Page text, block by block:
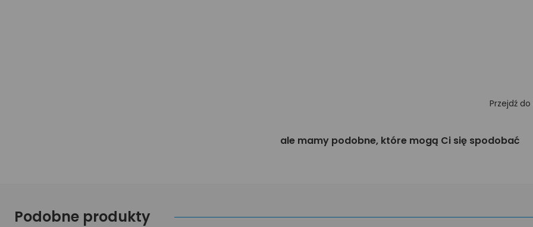
Przejdź do
ale mamy podobne, które mogą Ci się spodobać
Podobne produkty